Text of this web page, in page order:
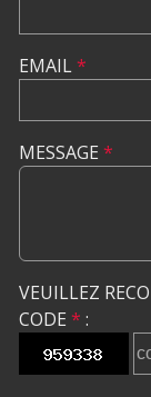
EMAIL*
MESSAGE *
VEUILLEZ
CODE * :